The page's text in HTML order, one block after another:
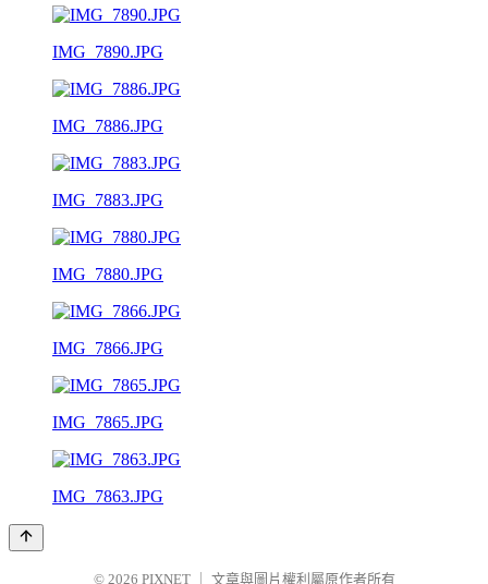
IMG_7890.JPG
IMG_7886.JPG
IMG_7883.JPG
IMG_7880.JPG
IMG_7866.JPG
IMG_7865.JPG
IMG_7863.JPG
© 2026 PIXNET 文章與圖片權利屬原作者所有